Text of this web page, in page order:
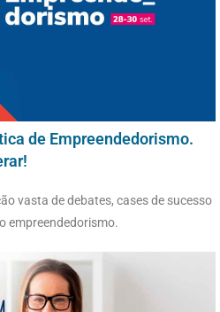
de Empreendedorismo.
vasta de debates, cases de sucesso
empreendedorismo.